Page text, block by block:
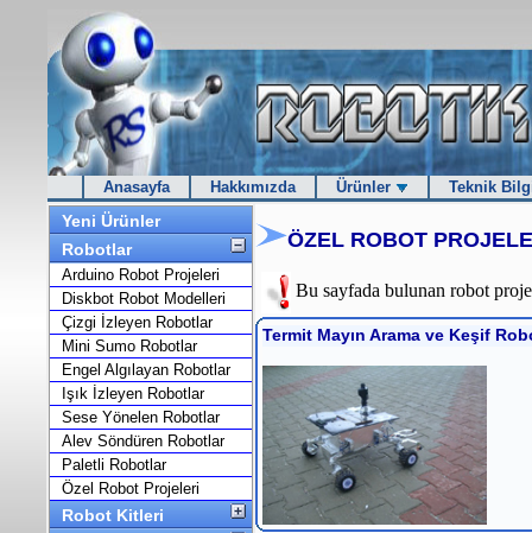
Anasayfa Hakkımızda Ürünler Teknik
Yeni Ürünler
Robotlar
Arduino Robot Projeleri
Diskbot Robot Modelleri
Çizgi İzleyen Robotlar
Mini Sumo Robotlar
Engel Algılayan Robotlar
Işık İzleyen Robotlar
Sese Yönelen Robotlar
Alev Söndüren Robotlar
Paletli Robotlar
Özel Robot Projeleri
Robot Kitleri
ÖZEL ROBOT
Bu sayfada bulunan robot
Termit Mayın Arama ve Keşif